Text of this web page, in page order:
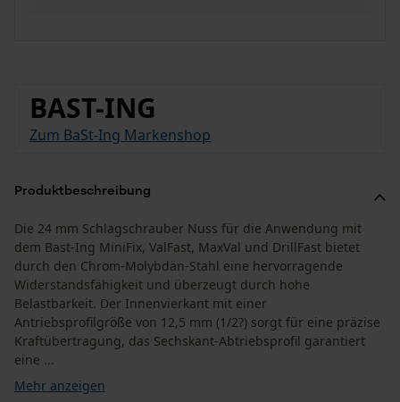
BAST-ING
Zum BaSt-Ing Markenshop
Produktbeschreibung
Die 24 mm Schlagschrauber Nuss für die Anwendung mit
dem Bast-Ing MiniFix, ValFast, MaxVal und DrillFast bietet
durch den Chrom-Molybdän-Stahl eine hervorragende
Widerstandsfähigkeit und überzeugt durch hohe
Belastbarkeit. Der Innenvierkant mit einer
Antriebsprofilgröße von 12,5 mm (1/2?) sorgt für eine präzise
Kraftübertragung, das Sechskant-Abtriebsprofil garantiert
eine ...
Mehr anzeigen